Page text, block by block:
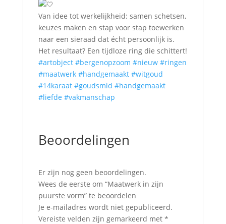
Van idee tot werkelijkheid: samen schetsen,
keuzes maken en stap voor stap toewerken
naar een sieraad dat écht persoonlijk is.
Het resultaat? Een tijdloze ring die schittert!
#artobject #bergenopzoom #nieuw #ringen
#maatwerk #handgemaakt #witgoud
#14karaat #goudsmid #handgemaakt
#liefde #vakmanschap
Beoordelingen
Er zijn nog geen beoordelingen.
Wees de eerste om “Maatwerk in zijn
puurste vorm” te beoordelen
Je e-mailadres wordt niet gepubliceerd.
Vereiste velden zijn gemarkeerd met *